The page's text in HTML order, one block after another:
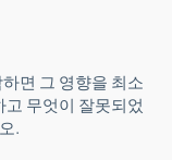
면 그 영향을 최소
무엇이 잘못되었
.